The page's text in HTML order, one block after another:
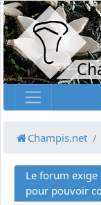
Champis.net
Le forum exige
pour pouvoir